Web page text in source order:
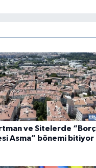
ve Sitelerde “Borç
Asma” bönemi bitiyor